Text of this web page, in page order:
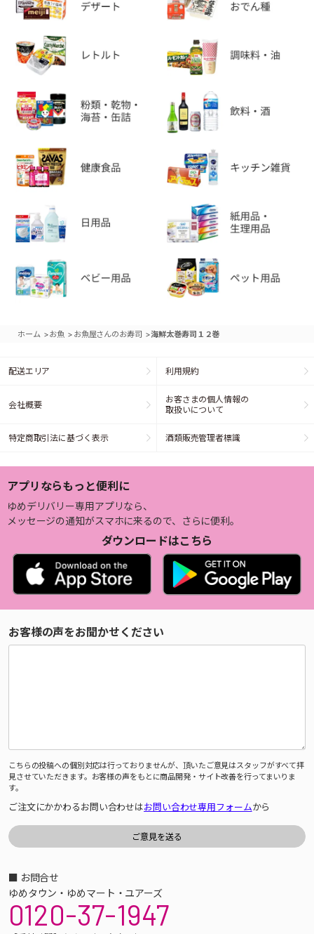
ホーム >お魚 > お魚屋さんのお寿司 >海鮮太巻寿司１２巻
配送エリア 利用規約
会社概要
お客さまの個人情報の
取扱いについて
特定商取引法に基づく表示 酒類販売管理者標識
アプリならもっと便利に
ゆめデリバリー専用アプリなら、
メッセージの通知がスマホに来るので、さらに便利。
ダウンロードはこちら
お客様の声をお聞かせください
こちらの投稿への個別対応は行っておりませんが、頂いたご意見はスタッフがすべて拝
見させていただきます。お客様の声をもとに商品開発・サイト改善を行ってまいりま
す。
ご注文にかかわるお問い合わせはお問い合わせ専用フォームから
■ お問合せ
ゆめタウン・ゆめマート・ユアーズ
0120-37-1947